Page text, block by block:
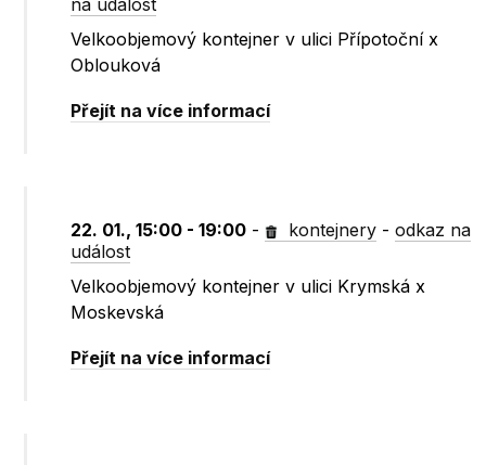
na událost
Velkoobjemový kontejner v ulici Přípotoční x
Oblouková
Přejít na více informací
22. 01., 15:00 - 19:00 - kontejnery -odkaz na
událost
Velkoobjemový kontejner v ulici Krymská x
Moskevská
Přejít na více informací